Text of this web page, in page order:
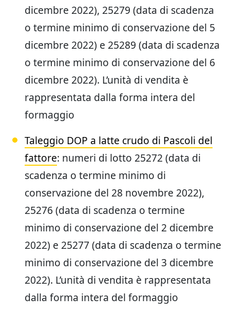
dicembre 2022), 25279 (data di scadenza
o termine minimo di conservazione del 5
dicembre 2022) e 25289 (data di scadenza
o termine minimo di conservazione del 6
dicembre 2022). L’unità di vendita è
rappresentata dalla forma intera del
formaggio
Taleggio DOP a latte crudo di Pascoli del
fattore: numeri di lotto 25272 (data di
scadenza o termine minimo di
conservazione del 28 novembre 2022),
25276 (data di scadenza o termine
minimo di conservazione del 2 dicembre
2022) e 25277 (data di scadenza o termine
minimo di conservazione del 3 dicembre
2022). L’unità di vendita è rappresentata
dalla forma intera del formaggio